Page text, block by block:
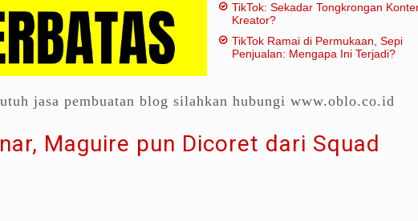
TikTok: Sekadar Tongkrongan
Kreator?
TikTok Ramai di Permukaan, Sepi
Penjualan: Mengapa Ini Terjadi?
jasa pembuatan blog silahkan hubungi www.oblo.co.id
Maguire pun Dicoret dari Squad